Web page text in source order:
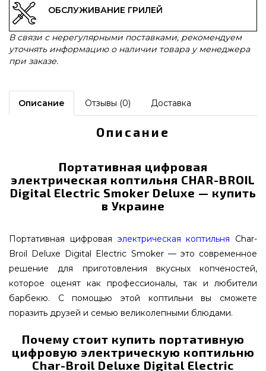
ОБСЛУЖИВАНИЕ ГРИЛЕЙ
В связи с нерегулярными поставками, рекомендуем
уточнять информацию о наличии товара у менеджера
при заказе.
Описание Отзывы (0) Доставка
Описание
Портативная цифровая
электрическая коптильня CHAR-BROIL
Digital Electric Smoker Deluxe — купить
в Украине
Портативная цифровая электрическая коптильня Char-
Broil Deluxe Digital Electric Smoker — это современное
решение для приготовления вкусных копченостей,
которое оценят как профессионалы, так и любители
барбекю. С помощью этой коптильни вы сможете
поразить друзей и семью великолепными блюдами.
Почему стоит купить портативную
цифровую электрическую коптильню
Char-Broil Deluxe Digital Electric